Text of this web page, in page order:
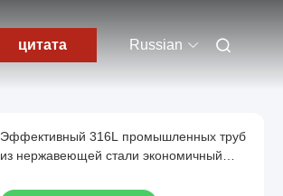
цитата Russian
Эффективный 316L промышленных труб
из нержавеющей стали экономичный